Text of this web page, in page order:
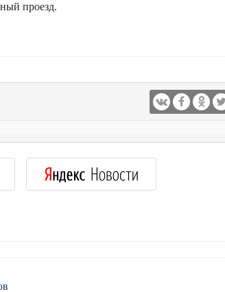
проезд.